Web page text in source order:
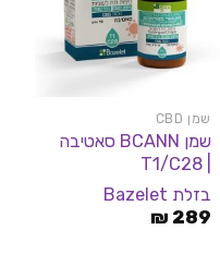
שמן CBD
שמן BCANN סאטיבה
| T1/C28
בזלת Bazelet
289
₪